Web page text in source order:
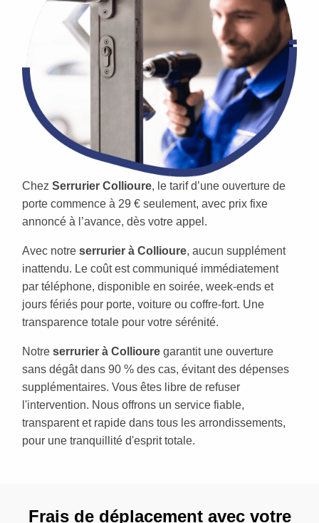
Chez Serrurier Collioure, le tarif d’une ouverture de
porte commence à 29 € seulement, avec prix fixe
annoncé à l’avance, dès votre appel.
Avec notre serrurier à Collioure, aucun supplément
inattendu. Le coût est communiqué immédiatement
par téléphone, disponible en soirée, week-ends et
jours fériés pour porte, voiture ou coffre-fort. Une
transparence totale pour votre sérénité.
Notre serrurier à Collioure garantit une ouverture
sans dégât dans 90 % des cas, évitant des dépenses
supplémentaires. Vous êtes libre de refuser
l'intervention. Nous offrons un service fiable,
transparent et rapide dans tous les arrondissements,
pour une tranquillité d'esprit totale.
Frais de déplacement avec votre